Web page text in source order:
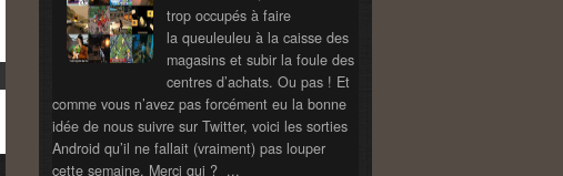
trop occupés à faire
la queuleuleu à la caisse des
magasins et subir la foule des
centres d’achats. Ou pas ! Et
comme vous n’avez pas forcément eu la bonne
idée de nous suivre sur Twitter, voici les sorties
Android qu’il ne fallait (vraiment) pas louper
cette semaine. Merci qui ? ...